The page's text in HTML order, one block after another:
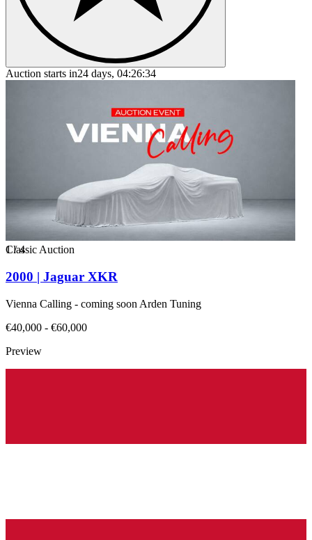
Auction starts in24 days, 04:26:34
1/4
Classic Auction
2000 | Jaguar XKR
Vienna Calling - coming soon Arden Tuning
€40,000 - €60,000
Preview